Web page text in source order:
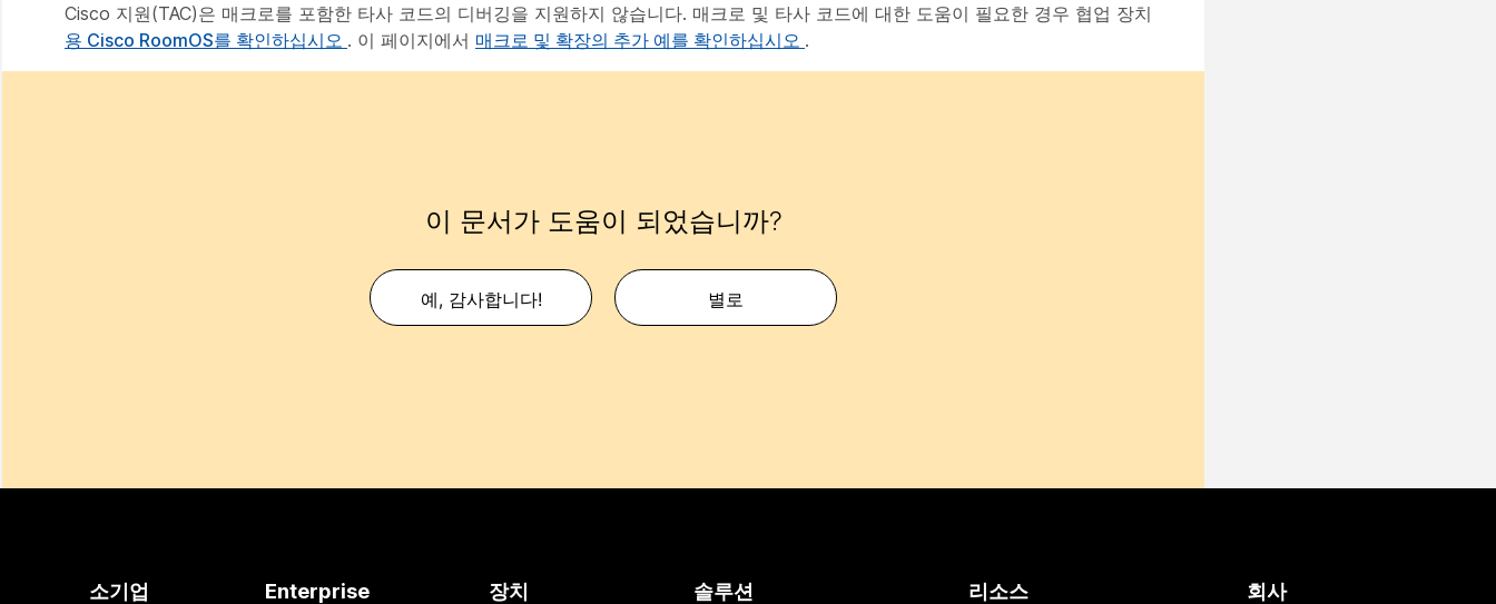
Cisco 지원(TAC)은 매크로를 포함한 타사 코드의 디버깅을 지원하지 않습니다. 매크로 및 타사 코드에 대한 도움이 필요한 경우 협업 장치
용 Cisco RoomOS를 확인하십시오 . 이 페이지에서 매크로 및 확장의 추가 예를 확인하십시오 .
이 문서가 도움이 되었습니까?
예, 감사합니다! 별로
소기업 Enterprise 장치 솔루션 리소스 회사